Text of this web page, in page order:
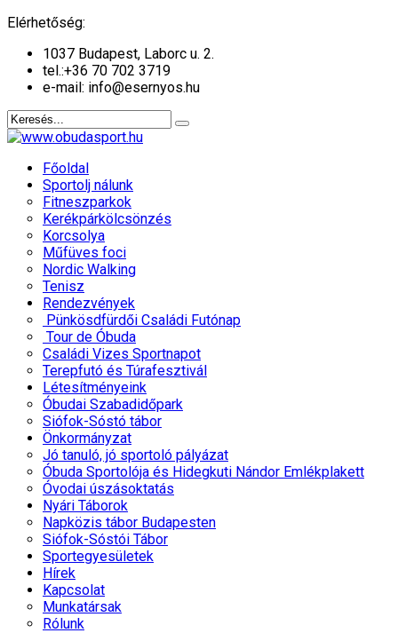
Elérhetőség:
1037 Budapest, Laborc u. 2.
tel.:+36 70 702 3719
e-mail: info@esernyos.hu
Főoldal
Sportolj nálunk
Fitneszparkok
Kerékpárkölcsönzés
Korcsolya
Műfüves foci
Nordic Walking
Tenisz
Rendezvények
Pünkösdfürdői Családi Futónap
Tour de Óbuda
Családi Vizes Sportnapot
Terepfutó és Túrafesztivál
Létesítményeink
Óbudai Szabadidőpark
Siófok-Sóstó tábor
Önkormányzat
Jó tanuló, jó sportoló pályázat
Óbuda Sportolója és Hidegkuti Nándor Emlékplakett
Óvodai úszásoktatás
Nyári Táborok
Napközis tábor Budapesten
Siófok-Sóstói Tábor
Sportegyesületek
Hírek
Kapcsolat
Munkatársak
Rólunk
év
hónap
év
hónap